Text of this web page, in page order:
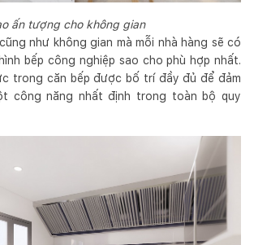
ấn tượng cho không gian
như không gian mà mỗi nhà hàng sẽ có
bếp công nghiệp sao cho phù hợp nhất.
trong căn bếp được bố trí đầy đủ để đảm
công năng nhất định trong toàn bộ quy